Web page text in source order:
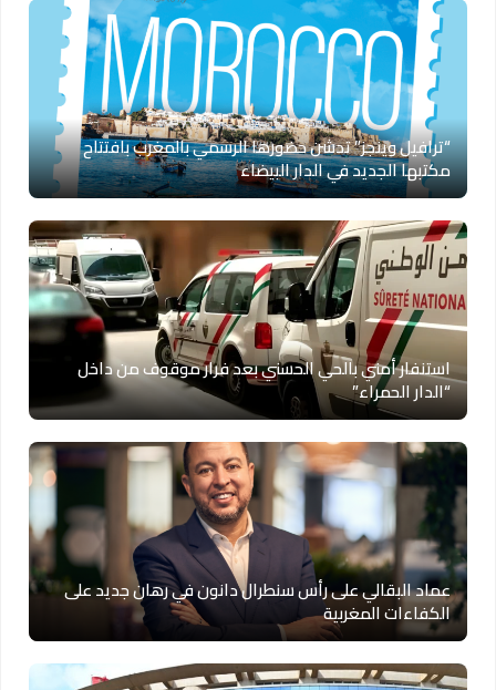
“ترافيل وينجز” تدشن حضورها الرسمي بالمغرب بافتتاح
مكتبها الجديد في الدار البيضاء
استنفار أمني بالحي الحسني بعد فرار موقوف من داخل
“الدار الحمراء”
عماد البقالي على رأس سنطرال دانون في رهان جديد على
الكفاءات المغربية